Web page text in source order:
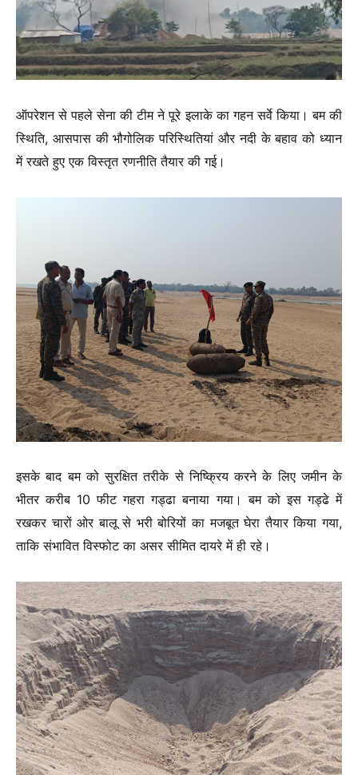
ऑपरेशन से पहले सेना की टीम ने पूरे इलाके का गहन सर्वे किया। बम की
स्थिति, आसपास की भौगोलिक परिस्थितियां और नदी के बहाव को ध्यान
में रखते हुए एक विस्तृत रणनीति तैयार की गई।
इसके बाद बम को सुरक्षित तरीके से निष्क्रिय करने के लिए जमीन के
भीतर करीब 10 फीट गहरा गड्ढा बनाया गया। बम को इस गड्ढे में
रखकर चारों ओर बालू से भरी बोरियों का मजबूत घेरा तैयार किया गया,
ताकि संभावित विस्फोट का असर सीमित दायरे में ही रहे।